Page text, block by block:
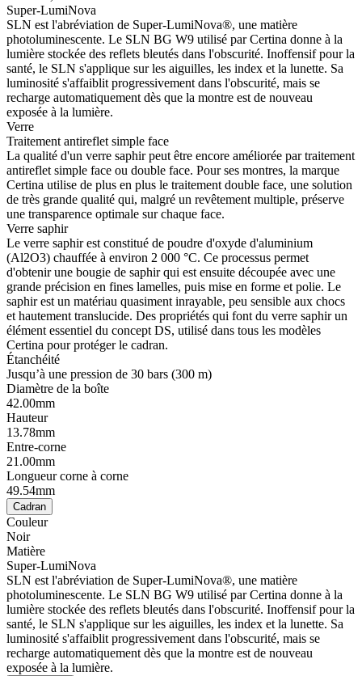
Super-LumiNova
SLN est l'abréviation de Super-LumiNova®, une matière
photoluminescente. Le SLN BG W9 utilisé par Certina donne à la
lumière stockée des reflets bleutés dans l'obscurité. Inoffensif pour la
santé, le SLN s'applique sur les aiguilles, les index et la lunette. Sa
luminosité s'affaiblit progressivement dans l'obscurité, mais se
recharge automatiquement dès que la montre est de nouveau
exposée à la lumière.
Verre
Traitement antireflet simple face
La qualité d'un verre saphir peut être encore améliorée par traitement
antireflet simple face ou double face. Pour ses montres, la marque
Certina utilise de plus en plus le traitement double face, une solution
de très grande qualité qui, malgré un revêtement multiple, préserve
une transparence optimale sur chaque face.
Verre saphir
Le verre saphir est constitué de poudre d'oxyde d'aluminium
(Al2O3) chauffée à environ 2 000 °C. Ce processus permet
d'obtenir une bougie de saphir qui est ensuite découpée avec une
grande précision en fines lamelles, puis mise en forme et polie. Le
saphir est un matériau quasiment inrayable, peu sensible aux chocs
et hautement translucide. Des propriétés qui font du verre saphir un
élément essentiel du concept DS, utilisé dans tous les modèles
Certina pour protéger le cadran.
Étanchéité
Jusqu’à une pression de 30 bars (300 m)
Diamètre de la boîte
42.00mm
Hauteur
13.78mm
Entre-corne
21.00mm
Longueur corne à corne
49.54mm
Cadran
Couleur
Noir
Matière
Super-LumiNova
SLN est l'abréviation de Super-LumiNova®, une matière
photoluminescente. Le SLN BG W9 utilisé par Certina donne à la
lumière stockée des reflets bleutés dans l'obscurité. Inoffensif pour la
santé, le SLN s'applique sur les aiguilles, les index et la lunette. Sa
luminosité s'affaiblit progressivement dans l'obscurité, mais se
recharge automatiquement dès que la montre est de nouveau
exposée à la lumière.